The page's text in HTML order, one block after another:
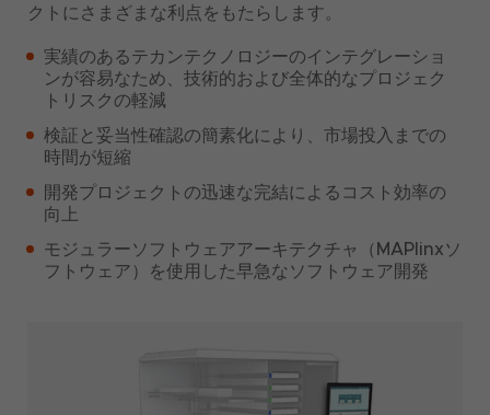
クトにさまざまな利点をもたらします。
実績のあるテカンテクノロジーのインテグレーショ
ンが容易なため、技術的および全体的なプロジェク
トリスクの軽減
検証と妥当性確認の簡素化により、市場投入までの
時間が短縮
開発プロジェクトの迅速な完結によるコスト効率の
向上
モジュラーソフトウェアアーキテクチャ（MAPlinxソ
フトウェア）を使用した早急なソフトウェア開発